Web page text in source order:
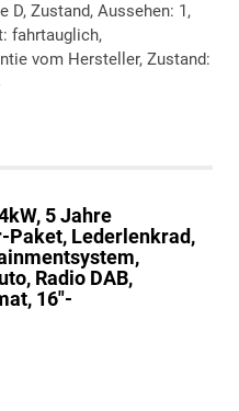
D, Zustand, Aussehen: 1,
fahrtauglich,
vom Hersteller, Zustand:
drucken
5 Jahre
Lederlenkrad,
Radio DAB,
16"-